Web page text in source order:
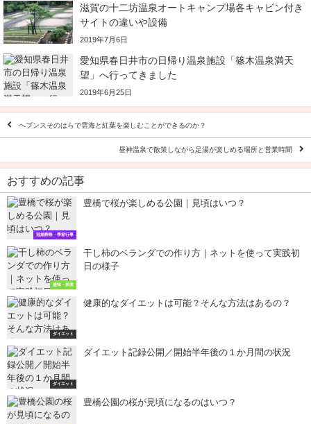
滋賀の十二坊温泉オートキャンプ場各キャビン付き
サイトの違いや設備
2019年7月6日
愛知県春日井市の日帰り温泉施設「篠木温泉満天
望」へ行ってきました
2019年6月25日
ヘブンスそのはらで雲海と紅葉を楽しむことができるのか？
昼神温泉で散策しながら足湯が楽しめる場所と営業時間
おすすめの記事
冠婚葬祭・季節行事
豊橋で桜が楽しめる公園｜見頃はいつ？
趣味・娯楽
干し柿のベランダでの作り方｜ネットを使って実践初
日の様子
ダイエット
健康的なダイエットは可能？そんな方法はあるの？
ダイエット
ダイエット記録公開／開始半年後の１か月間の状況
豊橋公園の桜が見頃になるのはいつ？